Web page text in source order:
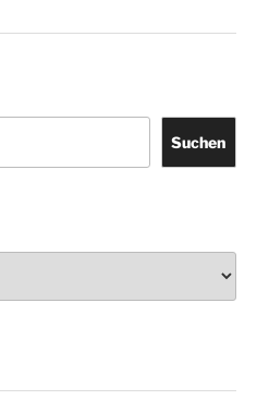
Suchen